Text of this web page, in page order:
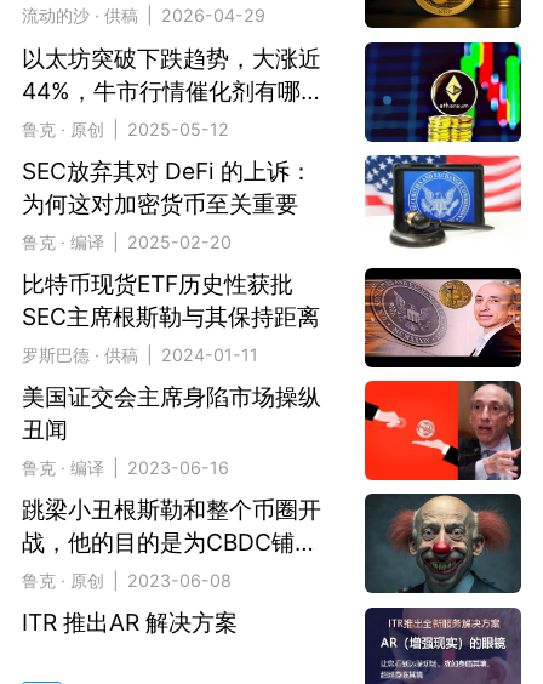
流动的沙 · 供稿 | 2026-04-29
以太坊突破下跌趋势，大涨近
44%，牛市行情催化剂有哪
些？
鲁克 · 原创 | 2025-05-12
SEC放弃其对 DeFi 的上诉：
为何这对加密货币至关重要
鲁克 · 编译 | 2025-02-20
比特币现货ETF历史性获批
SEC主席根斯勒与其保持距离
罗斯巴德 · 供稿 | 2024-01-11
美国证交会主席身陷市场操纵
丑闻
鲁克 · 编译 | 2023-06-16
跳梁小丑根斯勒和整个币圈开
战，他的目的是为CBDC铺路
么？
鲁克 · 原创 | 2023-06-08
ITR 推出AR 解决方案